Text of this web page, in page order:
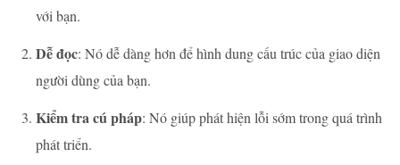
với bạn.
Dễ đọc: Nó dễ dàng hơn để hình dung cấu trúc của giao diện
người dùng của bạn.
Kiểm tra cú pháp: Nó giúp phát hiện lỗi sớm trong quá trình
phát triển.